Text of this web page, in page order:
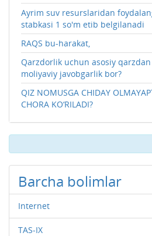
Ayrim suv resurslaridan
stabkasi 1 so'm etib belgilanadi
RAQS bu-harakat,
Qarzdorlik uchun asosiy
moliyaviy javobgarlik bor?
QIZ NOMUSGA CHIDAY
CHORA KO‘RILADI?
Barcha bolimlar
Internet
TAS-IX